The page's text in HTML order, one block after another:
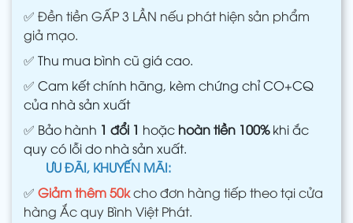
✅ Đền tiền GẤP 3 LẦN nếu phát hiện sản phẩm
giả mạo.
✅ Thu mua bình cũ giá cao.
✅ Cam kết chính hãng, kèm chứng chỉ CO+CQ
của nhà sản xuất
✅ Bảo hành 1 đổi 1 hoặc hoàn tiền 100%khi ắc
quy có lỗi do nhà sản xuất.
ƯU ĐÃI, KHUYẾN MÃI:
✅ Giảm thêm 50kcho đơn hàng tiếp theo tại cửa
hàng Ắc quy Bình Việt Phát.